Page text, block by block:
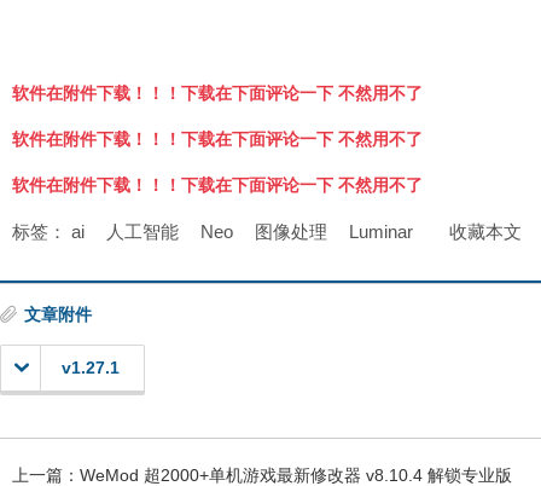
软件在附件下载！！！下载在下面评论一下 不然用不了
软件在附件下载！！！下载在下面评论一下 不然用不了
软件在附件下载！！！下载在下面评论一下 不然用不了
收藏本文
标签： ai 人工智能 Neo 图像处理 Luminar
文章附件
v1.27.1
上一篇： WeMod 超2000+单机游戏最新修改器 v8.10.4 解锁专业版